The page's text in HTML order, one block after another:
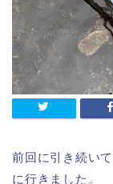
前回に引き続い
に行きました。